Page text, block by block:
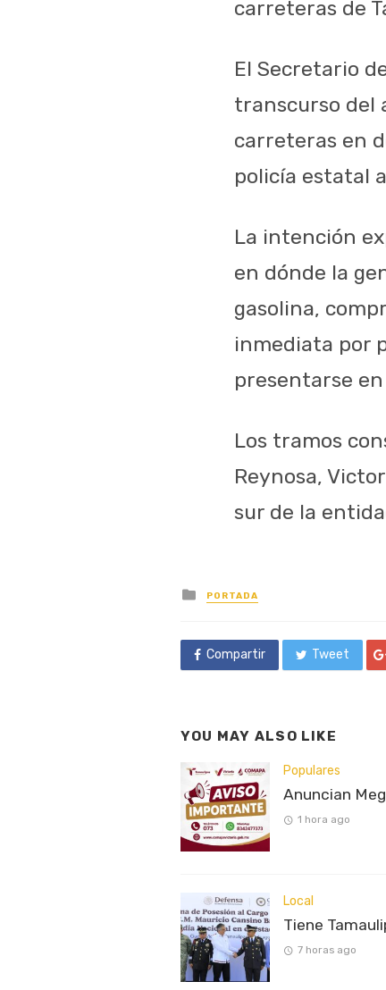
carreteras de
El Secretario
transcurso del
carreteras en
policía estatal
La intención
en dónde la
gasolina,
inmediata por
presentarse
Los tramos
Reynosa,
sur de la
Posted
in
PORTADA
Compartir Tweet
YOU MAY ALSO LIKE
Populares
Anuncian
1 hora ago
Local
Tiene
7 horas ago